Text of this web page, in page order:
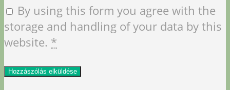
By using this form you agree with the
storage and handling of your data by this
website. *